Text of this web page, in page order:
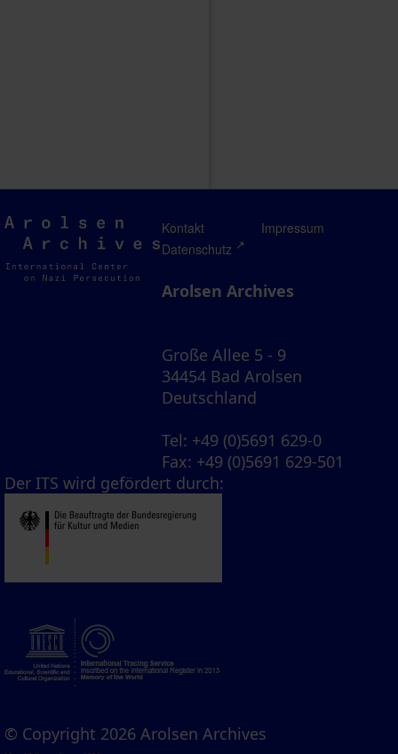
Arolsen
Archives
Kontakt
Impressum
Datenschutz
Arolsen Archives
Große Allee 5 - 9
34454 Bad Arolsen
Deutschland
Tel: +49 (0)5691 629-0
Fax: +49 (0)5691 629-501
Der ITS wird gefördert durch:
© Copyright 2026 Arolsen Archives